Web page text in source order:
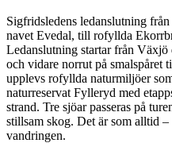
Sigfridsledens ledanslutning
navet Evedal, till rofyllda
Ledanslutning startar från Växjö
och vidare norrut på smalspåret
upplevs rofyllda naturmiljöer
naturreservat Fylleryd med
strand. Tre sjöar passeras på
stillsam skog. Det är som alltid –
vandringen.